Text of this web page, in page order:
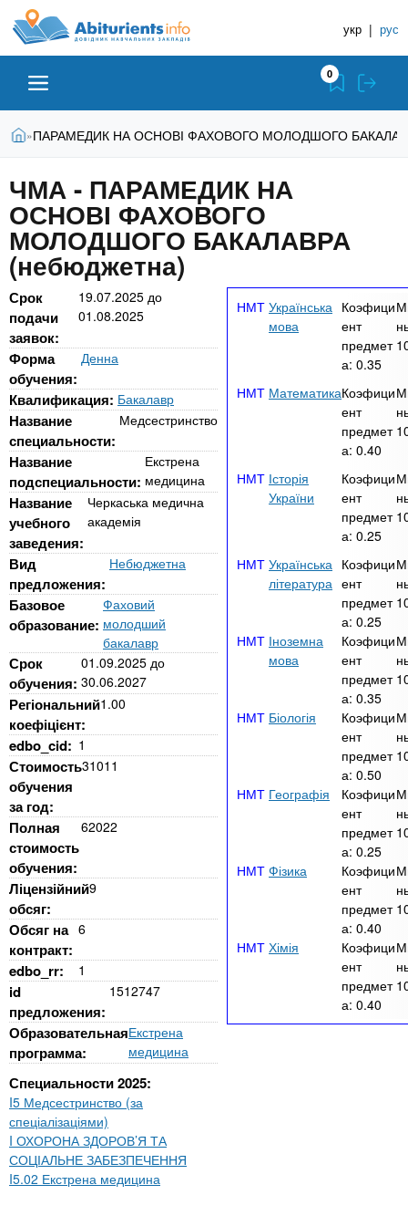
A
b
i
t
u
r
i
e
n
t
s
.
i
n
f
o
о
в
д
н
к
Н
а
в
ч
а
л
ь
н
и
х
з
а
к
л
а
д
і
в
укр | рус
Абітурієнту
ЗВО (ВНЗ)
Коледжі
Курси
MBA
Онлайн курси
За кордоном
0
В
т
у
т
Головна
»ПАРАМЕДИК НА ОСНОВІ ФАХОВОГО МОЛОДШОГО
ЧМА - ПАРАМЕДИК НА
ОСНОВІ ФАХОВОГО
МОЛОДШОГО БАКАЛАВРА
(небюджетна)
Срок
подачи
заявок:
19.07.2025 до
01.08.2025
Форма
обучения:
Денна
Квалификация: Бакалавр
Название
специальности:
Медсестринство
Название
подспециальности:
Екстрена
медицина
Название
учебного
заведения:
Черкаська медична
академія
Вид
предложения:
Небюджетна
Базовое
образование:
Фаховий
молодший
бакалавр
Срок
обучения:
01.09.2025 до
30.06.2027
Регіональний
коефіцієнт:
1.00
edbo_cid: 1
Стоимость
обучения
за год:
31011
Полная
стоимость
обучения:
62022
Ліцензійний
обсяг:
9
Обсяг на
контракт:
6
edbo_rr: 1
id
предложения:
1512747
Образовательная
программа:
Екстрена
медицина
Українська
мова
Коэфици
ент
предмет
а: 0.35
МатематикаКоэфици
ент
предмет
а: 0.40
Історія
України
Коэфици
ент
предмет
а: 0.25
Українська
література
Коэфици
ент
предмет
а: 0.25
Іноземна
мова
Коэфици
ент
предмет
а: 0.35
Біологія
Коэфици
ент
предмет
а: 0.50
Географія
Коэфици
ент
предмет
а: 0.25
Фізика
Коэфици
ент
предмет
а: 0.40
Хімія
Коэфици
ент
предмет
а: 0.40
Специальности 2025:
I5 Медсестринство (за
спеціалізаціями)
I ОХОРОНА ЗДОРОВ’Я ТА
СОЦІАЛЬНЕ ЗАБЕЗПЕЧЕННЯ
I5.02 Екстрена медицина